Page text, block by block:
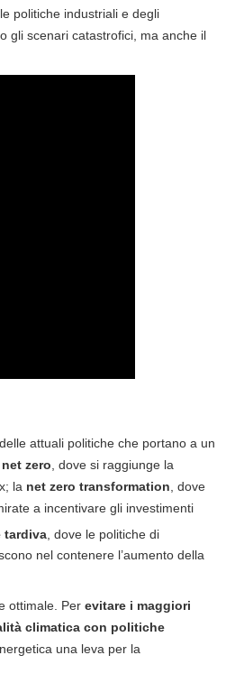
politiche industriali e degli
gli scenari catastrofici, ma anche il
attuali politiche che portano a un
net zero , dove si raggiunge la
la net zero transformation , dove
a incentivare gli investimenti
tardiva , dove le politiche di
nel contenere l’aumento della
ottimale. Per evitare i maggiori
climatica con politiche
una leva per la